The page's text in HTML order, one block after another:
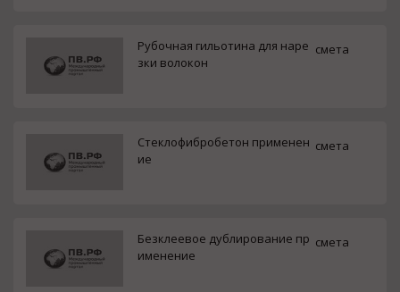
Рубочная гильотина для наре
зки волокон
смета
Стеклофибробетон применен
ие
смета
Безклеевое дублирование пр
именение
смета